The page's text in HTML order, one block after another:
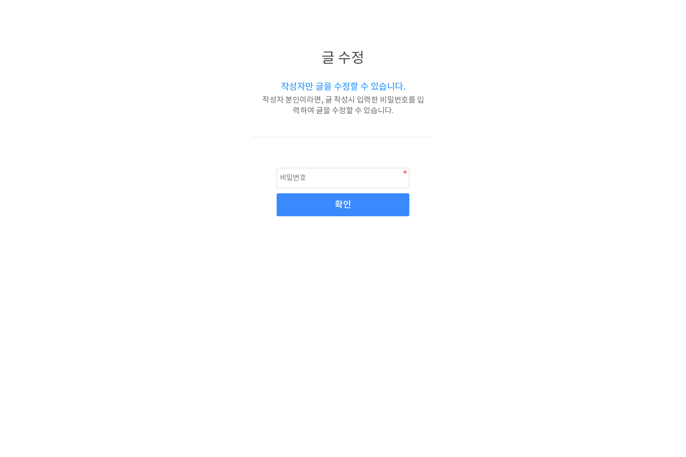
글 수정
작성자만 글을 수정할 수 있습니다.
작성자 본인이라면, 글 작성시 입력한 비밀번호를 입
력하여 글을 수정할 수 있습니다.